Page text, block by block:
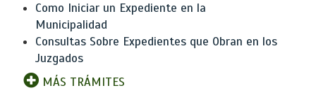
Como Iniciar un Expediente en la
Municipalidad
Consultas Sobre Expedientes que Obran en los
Juzgados
MÁS TRÁMITES